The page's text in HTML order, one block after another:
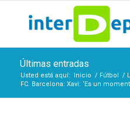
Últimas entradas
Usted está aquí: Inicio / Fútbol /
FC. Barcelona: Xavi: ‘Es un